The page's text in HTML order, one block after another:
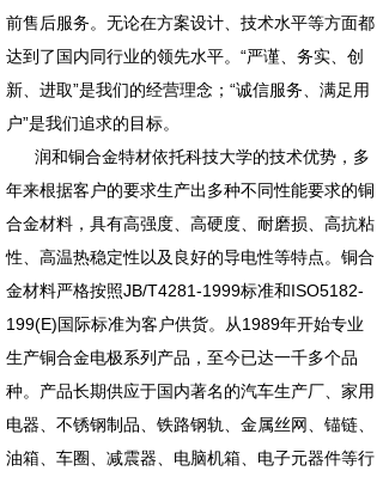
前售后服务。无论在方案设计、技术水平等方面都
达到了国内同行业的领先水平。“严谨、务实、创
新、进取”是我们的经营理念；“诚信服务、满足用
户”是我们追求的目标。
润和铜合金特材依托科技大学的技术优势，多
年来根据客户的要求生产出多种不同性能要求的铜
合金材料，具有高强度、高硬度、耐磨损、高抗粘
性、高温热稳定性以及良好的导电性等特点。铜合
金材料严格按照JB/T4281-1999标准和ISO5182-
199(E)国际标准为客户供货。从1989年开始专业
生产铜合金电极系列产品，至今已达一千多个品
种。产品长期供应于国内著名的汽车生产厂、家用
电器、不锈钢制品、铁路钢轨、金属丝网、锚链、
油箱、车圈、减震器、电脑机箱、电子元器件等行